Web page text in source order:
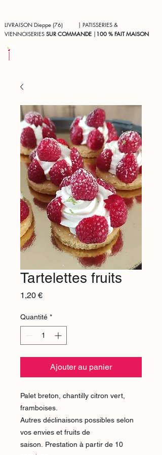
LIVRAISON Dieppe (76) | PATISSERIES &
VIENNOISERIES SUR COMMANDE | 100 % FAIT MAISON
Tartelettes fruits
1,20 €Prix
Quantité *
Ajouter au panier
Palet breton, chantilly citron vert,
framboises.
Autres déclinaisons possibles selon
vos envies et fruits de
saison. Prestation à partir de 10